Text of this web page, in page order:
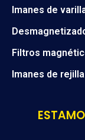
Imanes de
Filtros
Imanes de rejilla